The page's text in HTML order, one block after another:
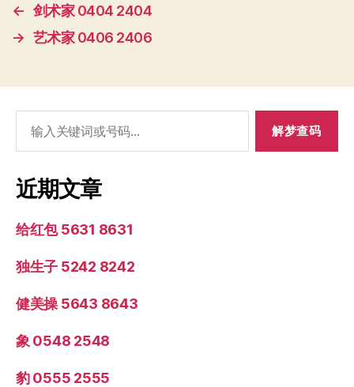
← 剑术家 0404 2404
→ 艺术家 0406 2406
索：
近期文章
给红包 5631 8631
独生子 5242 8242
健美操 5643 8643
象 0548 2548
豹 0555 2555